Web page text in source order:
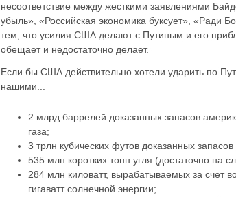
несоответствие между жесткими заявлениями
убыль», «Российская экономика буксует», «Ради
тем, что усилия США делают с Путиным и его
обещает и недостаточно делает.
Если бы США действительно хотели ударить по
нашими...
2 млрд баррелей доказанных запасов
газа;
3 трлн кубических футов доказанных запасов
535 млн коротких тонн угля (достаточно на
284 млн киловатт, вырабатываемых за счет
гигаватт солнечной энергии;